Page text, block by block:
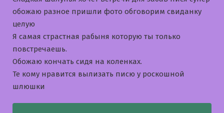
обожаю разное пришли фото обговорим свиданку
целую
Я самая страстная рабыня которую ты только
повстречаешь.
Обожаю кончать сидя на коленках.
Те кому нравится вылизать писю у роскошной
шлюшки